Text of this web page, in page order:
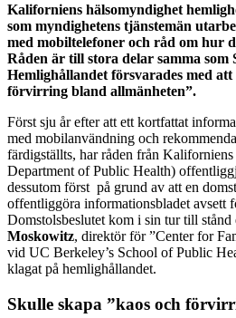
Kaliforniens hälsomyndighet
som myndighetens tjänstemän
med mobiltelefoner och råd om hur
Råden är till stora delar samma som
Hemlighållandet försvarades med
förvirring bland allmänheten”.
Först sju år efter att ett kortfattat
med mobilanvändning och
färdigställts, har råden från
Department of Public Health)
dessutom först på grund av att en
offentliggöra informationsbladet avsett
Domstolsbeslutet kom i sin tur till stånd
Moskowitz, direktör för ”Center for
vid UC Berkeley’s School of Public
klagat på hemlighållandet.
Skulle skapa ”kaos och